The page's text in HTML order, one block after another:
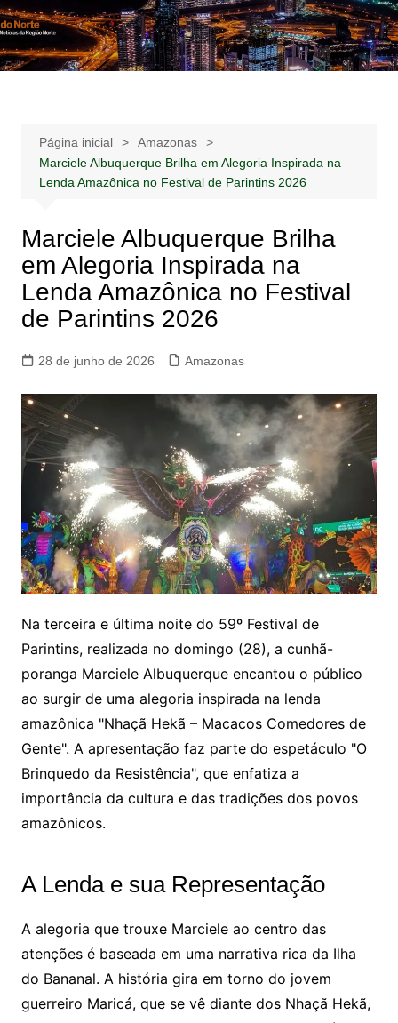
Ir
para
o
Notícias –
Publicidades –
Notícias – Publicidades – Anúncios
Página inicial
Amazonas
Marciele Albuquerque Brilha em Alegoria Inspirada na
Lenda Amazônica no Festival de Parintins 2026
Marciele Albuquerque Brilha
em Alegoria Inspirada na
Lenda Amazônica no Festival
de Parintins 2026
28 de junho de 2026 Amazonas
Na terceira e última noite do 59º Festival de
Parintins, realizada no domingo (28), a cunhã-
poranga Marciele Albuquerque encantou o público
ao surgir de uma alegoria inspirada na lenda
amazônica "Nhaçã Hekã – Macacos Comedores de
Gente". A apresentação faz parte do espetáculo "O
Brinquedo da Resistência", que enfatiza a
importância da cultura e das tradições dos povos
amazônicos.
A Lenda e sua Representação
A alegoria que trouxe Marciele ao centro das
atenções é baseada em uma narrativa rica da Ilha
do Bananal. A história gira em torno do jovem
guerreiro Maricá, que se vê diante dos Nhaçã Hekã,